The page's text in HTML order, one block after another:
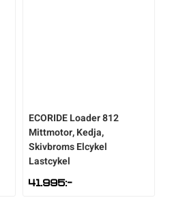
ECORIDELoader 812
Mittmotor, Kedja,
Skivbroms Elcykel
Lastcykel
41.995:-